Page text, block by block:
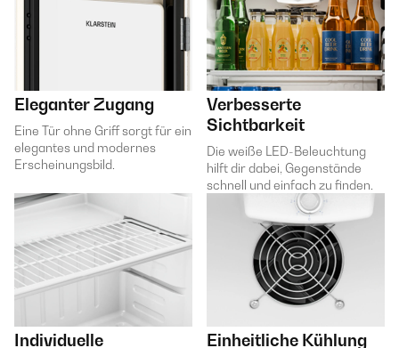
Eleganter Zugang
Eine Tür ohne Griff sorgt für ein
elegantes und modernes
Erscheinungsbild.
Verbesserte
Sichtbarkeit
Die weiße LED-Beleuchtung
hilft dir dabei, Gegenstände
schnell und einfach zu finden.
Individuelle Einheitliche Kühlung